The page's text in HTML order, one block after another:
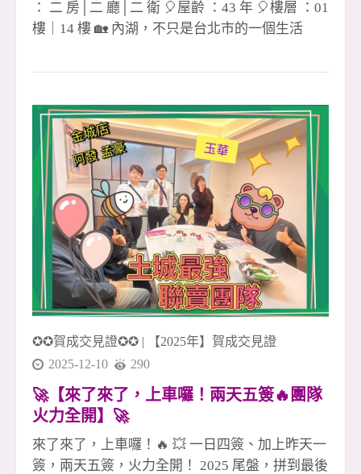
： 二 房│二 廳│二 衛 🎈屋齡 ：43 年 🎈樓層 ：01
樓｜14 樓 🏡 內湖，不只是台北市的一個生活
天出門，沿著內湖碧湖公園周邊散步，眼前是綠
日常就能擁有接近自然的放鬆感。 早晨可以在湖
畔慢慢走一圈，感受清新的空氣與安靜的住宅氛
圍；傍晚下班回家，也能用一段散步的時間，把
白天的忙碌慢慢放下 🚶&zwj;♂️☕ 對許多人來說，
這樣的生活，不只是買一間房子，而是買下一種
更舒服的生活節奏。 📍 生活機能方面，周邊有文
德路、內湖路二段商圈，日常採買、餐飲、小
吃、咖啡、超商、診所等需求都能輕鬆滿足 🛒🍜
☕ 從住家出發，距離捷運文德站約850公尺，步
行約12分鐘可達 🚇 不貼近捷運站的喧囂，卻保有
通勤
✪✪賀成交見證✪✪ |
【2025年】賀成交見證
2025-12-10
290
🚀【來了來了，上車囉！兩天五簽🔥團隊
火力全開】🚀
來了來了，上車囉！🔥 💥 一日四簽、加上昨天一
簽，兩天五簽，火力全開！ 2025 尾盤，拼到最後